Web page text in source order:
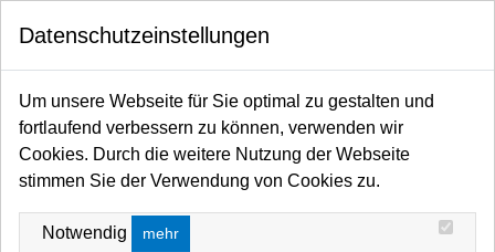
Startseite
Switch / Relais-Systeme
LICHTSTEUERUNGEN / DMX-RECORDER /
SPLITTER / MERGER / WIRELESS-DMX /
Datenschutzeinstellungen
Um unsere Webseite für Sie optimal zu gestalten und
fortlaufend verbessern zu können, verwenden wir
Cookies. Durch die weitere Nutzung der Webseite
stimmen Sie der Verwendung von Cookies zu.
Notwendig mehr